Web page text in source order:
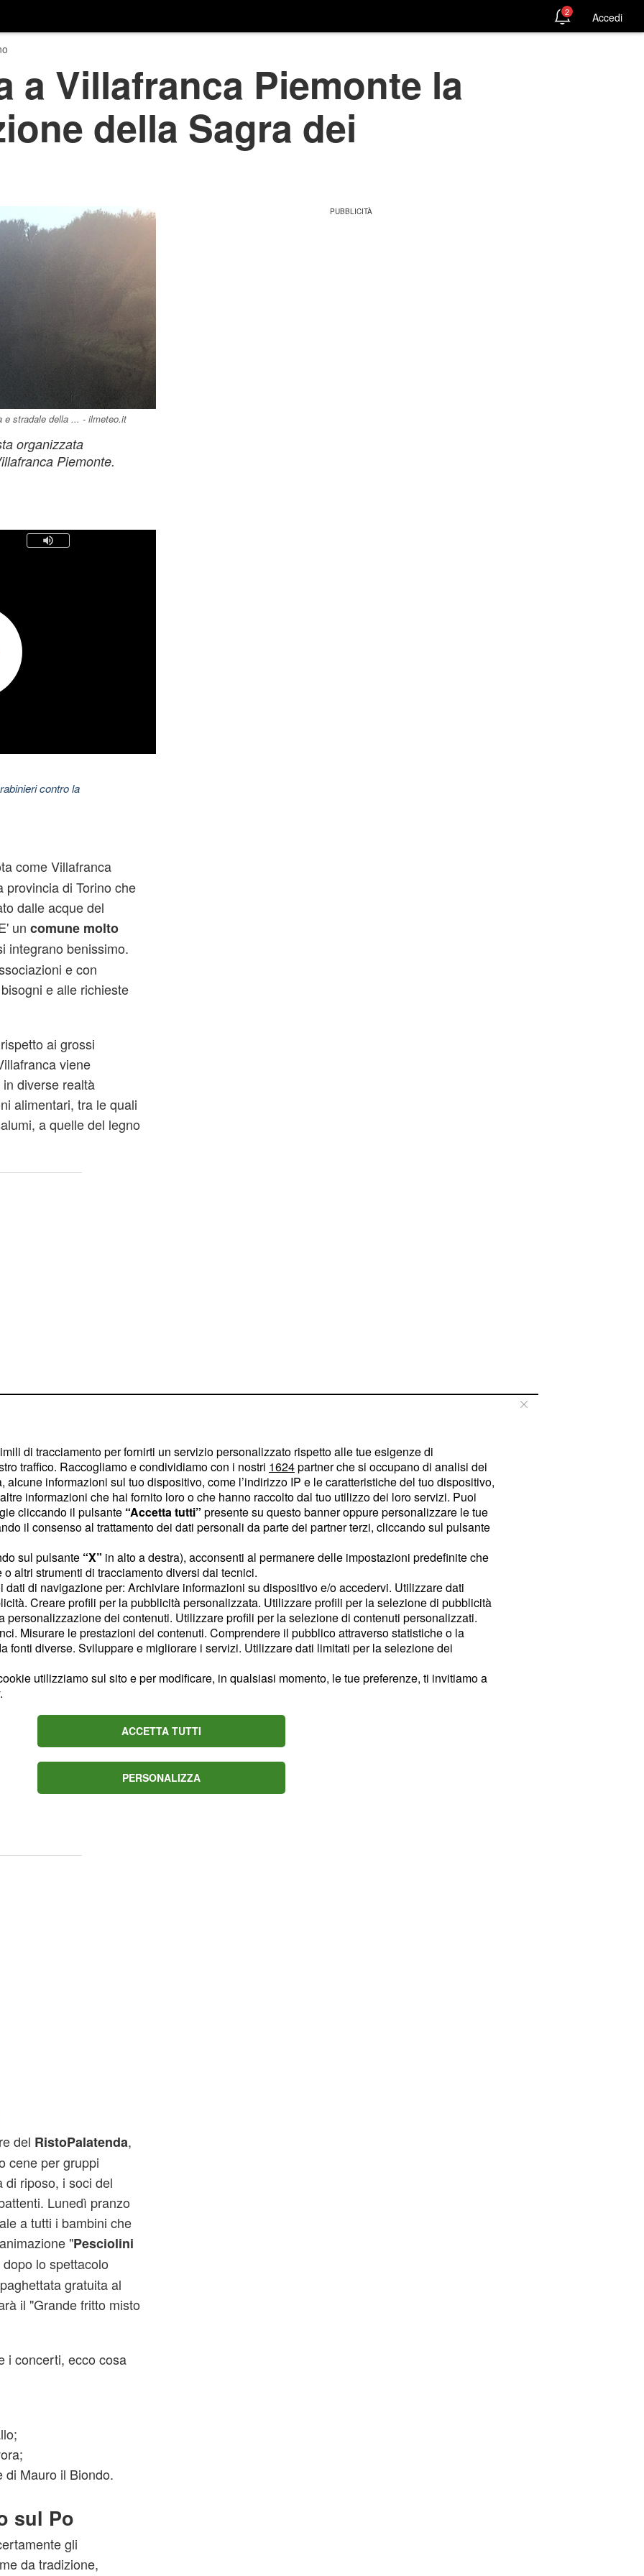
2 Accedi
a Villafranca Piemonte la
della Sagra dei
e stradale della ... - ilmeteo.it
organizzata
Piemonte.
contro la
come Villafranca
provincia di Torino che
dalle acque del
un comune molto
integrano benissimo.
e con
e alle richieste
ai grossi
viene
diverse realtà
alimentari, tra le quali
a quelle del legno
Polivalente:in questi
un titolo giovanile,
e due titoli provinciali,
che gioca nella serie D
datradizione
. Questa del 2016 sarà
Villafranca sarà
che si occupano
festa.Si prevedono
del Po.Dopo gli
concerti, gare di
del RistoPalatenda,
cene per gruppi
di riposo, i soci del
Lunedì pranzo
a tutti i bambini che
"Pesciolini
lo spettacolo
gratuita al
il "Grande fritto misto
i concerti, ecco cosa
di Mauro il Biondo.
sul Po
gli
da tradizione,
di tracciamento per fornirti un servizio personalizzato rispetto alle tue esigenze di
traffico. Raccogliamo e condividiamo con i nostri 1624partner che si occupano di analisi dei
informazioni sul tuo dispositivo, come l’indirizzo IP e le caratteristiche del tuo dispositivo,
informazioni che hai fornito loro o che hanno raccolto dal tuo utilizzo dei loro servizi. Puoi
cliccando il pulsante “Accetta tutti” presente su questo banner oppure personalizzare le tue
il consenso al trattamento dei dati personali da parte dei partner terzi, cliccando sul pulsante
sul pulsante “X” in alto a destra), acconsenti al permanere delle impostazioni predefinite che
altri strumenti di tracciamento diversi dai tecnici.
dati di navigazione per: Archiviare informazioni su dispositivo e/o accedervi. Utilizzare dati
Creare profili per la pubblicità personalizzata. Utilizzare profili per la selezione di pubblicità
personalizzazione dei contenuti. Utilizzare profili per la selezione di contenuti personalizzati.
Misurare le prestazioni dei contenuti. Comprendere il pubblico attraverso statistiche o la
fonti diverse. Sviluppare e migliorare i servizi. Utilizzare dati limitati per la selezione dei
utilizziamo sul sito e per modificare, in qualsiasi momento, le tue preferenze, ti invitiamo a
.
ACCETTA TUTTI
PERSONALIZZA